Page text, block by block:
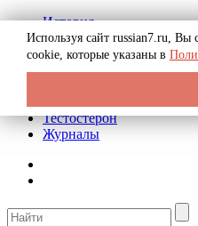
История
Биография
Криминал
Реклама на сайте
Тестостерон
Журналы
Используя сайт russian7.ru, Вы
cookie, которые указаны в